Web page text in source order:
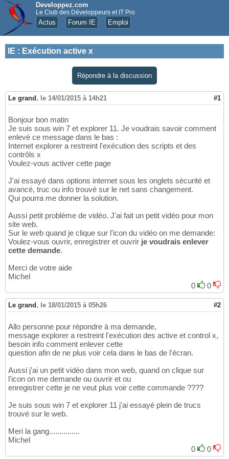
Developpez.com
Le Club des Développeurs et IT Pro
Actus Forum IE Emploi
IE : Exécution active x
Répondre à la discussion
Le grand , le 14/01/2015 à 14h21 #1
Bonjour bon matin
Je suis sous win 7 et explorer 11. Je voudrais savoir comment
enlevé ce message dans le bas :
Internet explorer a restreint l'exécution des scripts et des
contrôls x
Voulez-vous activer cette page
J'ai essayé dans options internet sous les onglets sécurité et
avancé, truc ou info trouvé sur le net sans changement.
Qui pourra me donner la solution.
Aussi petit problème de vidéo. J'ai fait un petit vidéo pour mon
site web.
Sur le web quand je clique sur l'icon du vidéo on me demande:
Voulez-vous ouvrir, enregistrer et ouvrir je voudrais enlever
cette demande.
Merci de votre aide
Michel
0
0
Le grand , le 18/01/2015 à 05h26 #2
Allo personne pour répondre à ma demande,
message explorer a restreint l'exécution des active et control x,
besoin info comment enlever cette
question afin de ne plus voir cela dans le bas de l'écran.
Aussi j'ai un petit vidéo dans mon web, quand on clique sur
l'icon on me demande ou ouvrir et ou
enregistrer cette je ne veut plus voir cette commande ????
Je suis sous win 7 et explorer 11 j'ai essayé plein de trucs
trouvé sur le web.
Meri la gang...............
Michel
0
0